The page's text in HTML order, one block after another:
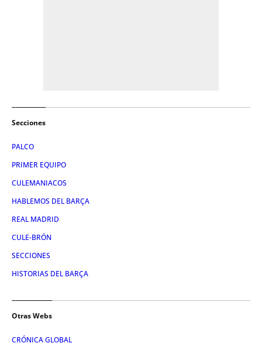
Secciones
PALCO
PRIMER EQUIPO
CULEMANIACOS
HABLEMOS DEL BARÇA
REAL MADRID
CULE-BRÓN
SECCIONES
HISTORIAS DEL BARÇA
Otras Webs
CRÓNICA GLOBAL